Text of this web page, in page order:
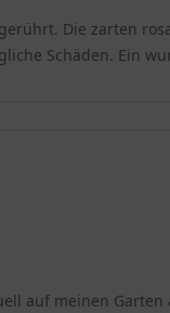
somit den
anfällig
begünstigt
Die zarten
Schäden. Ein
auf meinen